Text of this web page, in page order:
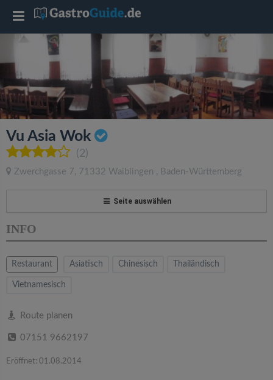
Vu Asia Wok
(2)
Zwerchgasse 7, 71332 Waiblingen , Baden-Württemberg
Seite auswählen
INFO
Restaurant Asiatisch Chinesisch Thailändisch
Vietnamesisch
Route planen
07151 9662197
Eröffnet: 01.08.2014
T
g
l
e
a
v
g